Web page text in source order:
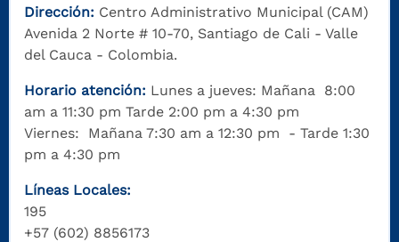
Dirección: Centro Administrativo Municipal (CAM)
Avenida 2 Norte # 10-70, Santiago de Cali - Valle
del Cauca - Colombia.
Horario atención: Lunes a jueves: Mañana 8:00
am a 11:30 pm Tarde 2:00 pm a 4:30 pm
Viernes: Mañana 7:30 am a 12:30 pm - Tarde 1:30
pm a 4:30 pm
Líneas Locales:
195
+57 (602) 8856173